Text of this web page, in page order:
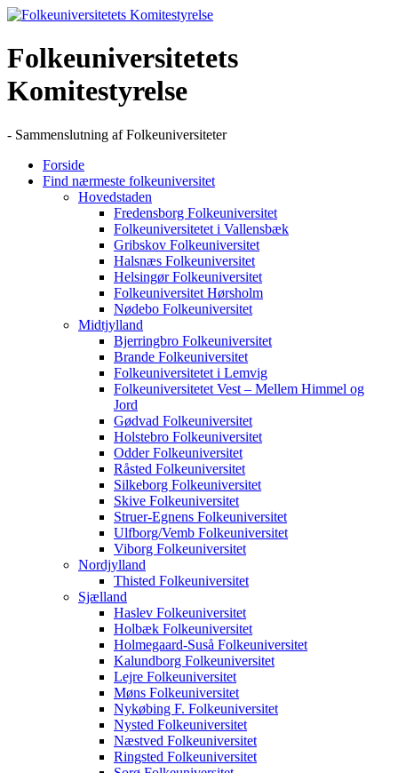
Skip
content
Folkeuniversitetets
Komitestyrelse
- Sammenslutning af Folkeuniversiteter
Forside
Find nærmeste folkeuniversitet
Hovedstaden
Fredensborg Folkeuniversitet
Folkeuniversitetet i Vallensbæk
Gribskov Folkeuniversitet
Halsnæs Folkeuniversitet
Helsingør Folkeuniversitet
Folkeuniversitet Hørsholm
Nødebo Folkeuniversitet
Midtjylland
Bjerringbro Folkeuniversitet
Brande Folkeuniversitet
Folkeuniversitetet i Lemvig
Folkeuniversitetet Vest – Mellem Himmel og
Jord
Gødvad Folkeuniversitet
Holstebro Folkeuniversitet
Odder Folkeuniversitet
Råsted Folkeuniversitet
Silkeborg Folkeuniversitet
Skive Folkeuniversitet
Struer-Egnens Folkeuniversitet
Ulfborg/Vemb Folkeuniversitet
Viborg Folkeuniversitet
Nordjylland
Thisted Folkeuniversitet
Sjælland
Haslev Folkeuniversitet
Holbæk Folkeuniversitet
Holmegaard-Suså Folkeuniversitet
Kalundborg Folkeuniversitet
Lejre Folkeuniversitet
Møns Folkeuniversitet
Nykøbing F. Folkeuniversitet
Nysted Folkeuniversitet
Næstved Folkeuniversitet
Ringsted Folkeuniversitet